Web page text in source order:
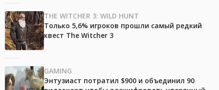
THE WITCHER 3: WILD HUNT
Только 5,6% игроков прошли самый редкий
квест The Witcher 3
GAMING
Энтузиаст потратил $900 и объединил 90